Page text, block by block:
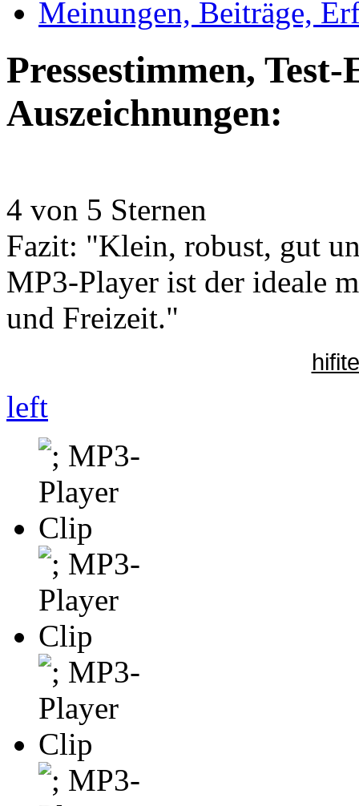
Meinungen, Beiträge,
Pressestimmen,
Auszeichnungen:
4 von 5 Sternen
Fazit: "Klein, robust, gut
MP3-Player ist der ideale
und Freizeit."
left